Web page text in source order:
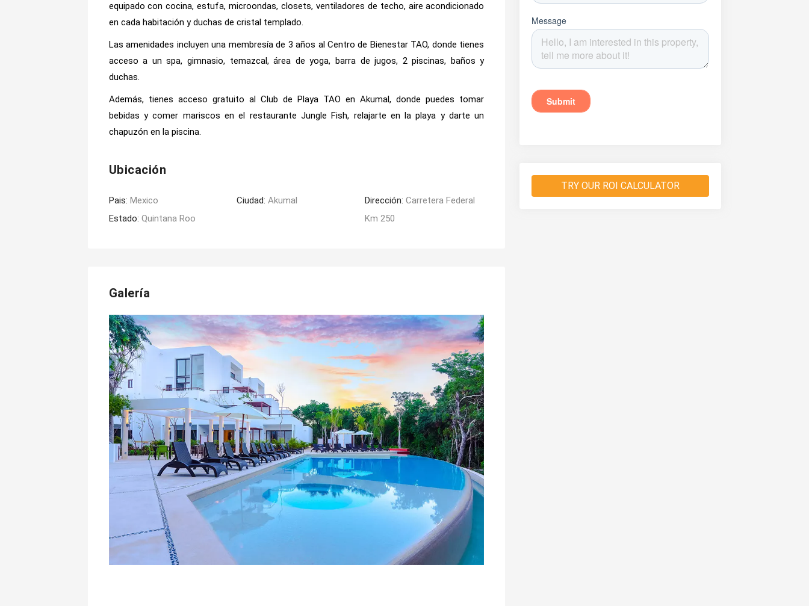
equipado con cocina, estufa, microondas, closets, ventiladores de techo, aire acondicionado
en cada habitación y duchas de cristal templado.
Las amenidades incluyen una membresía de 3 años al Centro de Bienestar TAO, donde tienes
acceso a un spa, gimnasio, temazcal, área de yoga, barra de jugos, 2 piscinas, baños y
duchas.
Además, tienes acceso gratuito al Club de Playa TAO en Akumal, donde puedes tomar
bebidas y comer mariscos en el restaurante Jungle Fish, relajarte en la playa y darte un
chapuzón en la piscina.
Ubicación
Pais: Mexico
Estado: Quintana Roo
Ciudad:Akumal Dirección: Carretera Federal
Km 250
Galería
TRY OUR ROI CALCULATOR